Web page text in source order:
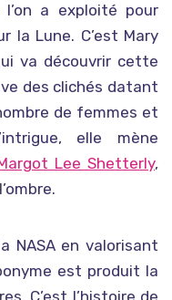
a exploité pour
la Lune. C’est Mary
va découvrir cette
des clichés datant
de femmes et
elle mène
Lee Shetterly,
NASA en valorisant
est produit la